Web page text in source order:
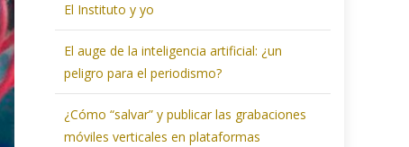
El Instituto y yo
El auge de la inteligencia artificial: ¿un
peligro para el periodismo?
¿Cómo “salvar” y publicar las grabaciones
móviles verticales en plataformas